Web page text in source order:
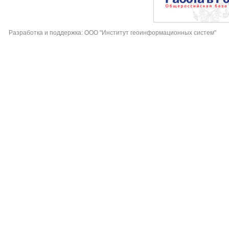
Разработка и поддержка: ООО "Институт геоинформационных систем"